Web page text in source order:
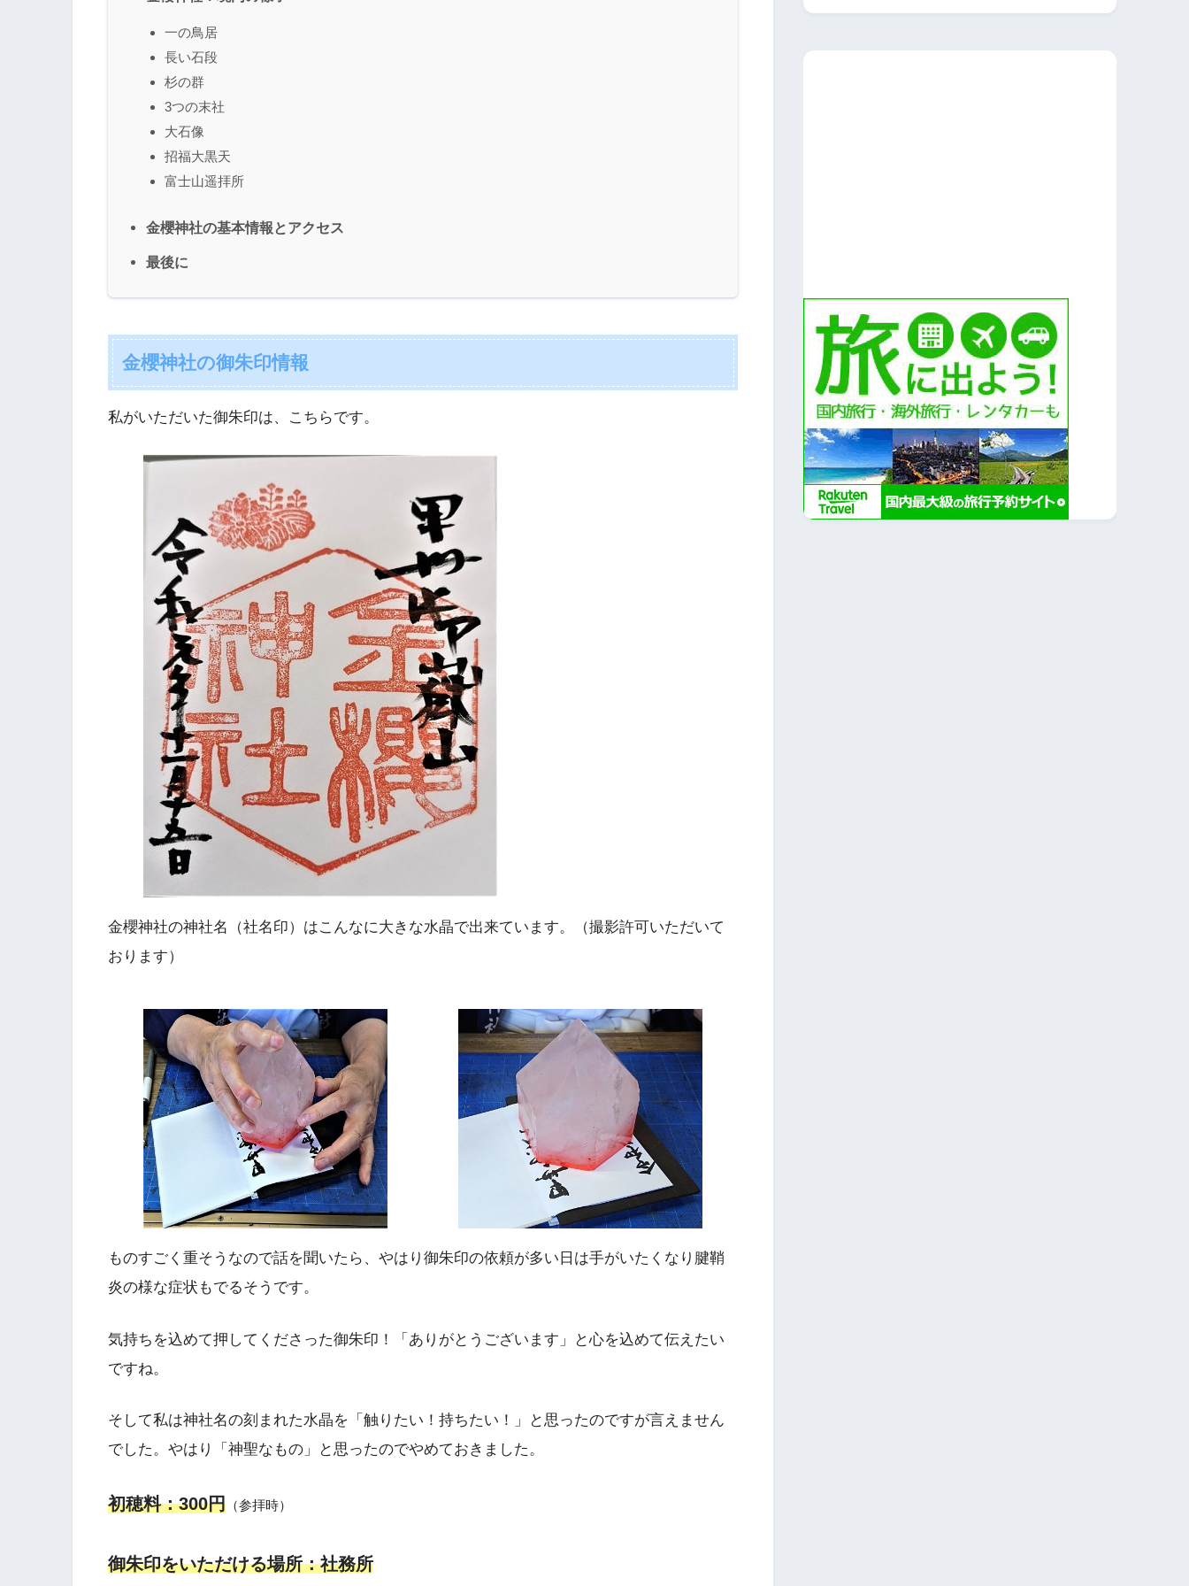
一の鳥居
長い石段
杉の群
3つの末社
大石像
招福大黒天
富士山遥拝所
金櫻神社の基本情報とアクセス
最後に
金櫻神社の御朱印情報
私がいただいた御朱印は、こちらです。
金櫻神社の神社名（社名印）はこんなに大きな水晶で出来ています。（撮影許可いただいて
おります）
ものすごく重そうなので話を聞いたら、やはり御朱印の依頼が多い日は手がいたくなり腱鞘
炎の様な症状もでるそうです。
気持ちを込めて押してくださった御朱印！「ありがとうございます」と心を込めて伝えたい
ですね。
そして私は神社名の刻まれた水晶を「触りたい！持ちたい！」と思ったのですが言えません
でした。やはり「神聖なもの」と思ったのでやめておきました。
初穂料：300円 （参拝時）
御朱印をいただける場所：社務所